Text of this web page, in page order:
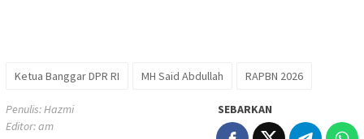
Ketua Banggar DPR RI MH Said Abdullah RAPBN 2026
Penulis: Hazmi
Editor: am
SEBARKAN